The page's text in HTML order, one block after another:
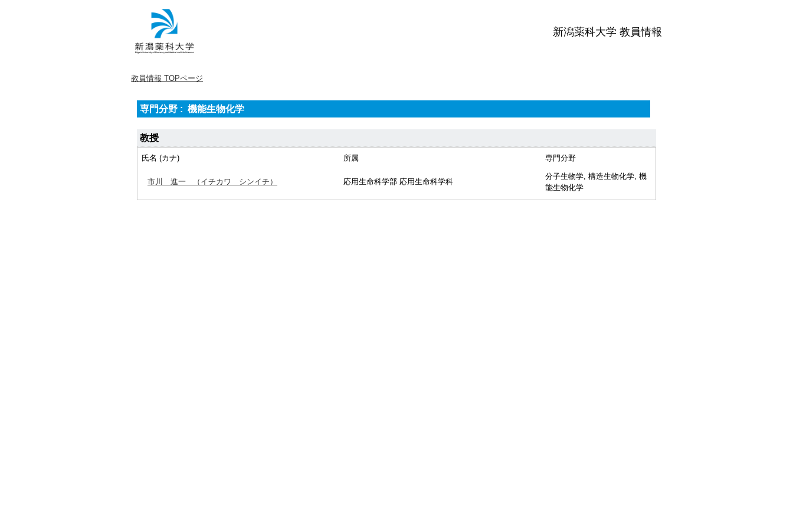
新潟薬科大学 教員情報
教員情報 TOPページ
専門分野 : 機能生物化学
教授
氏名 (カナ) 所属 専門分野
市川 進一 （イチカワ シンイチ） 応用生命科学部 応用生命科学科
分子生物学, 構造生物化学, 機
能生物化学